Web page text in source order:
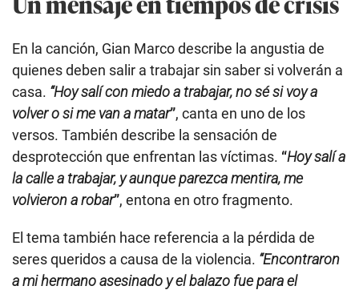
En la canción, Gian Marco describe la angustia de
quienes deben salir a trabajar sin saber si volverán a
casa. “Hoy salí con miedo a trabajar, no sé si voy a
volver o si me van a matar”, canta en uno de los
versos. También describe la sensación de
desprotección que enfrentan las víctimas. “Hoy salí a
la calle a trabajar, y aunque parezca mentira, me
volvieron a robar”, entona en otro fragmento.
El tema también hace referencia a la pérdida de
seres queridos a causa de la violencia. “Encontraron
a mi hermano asesinado y el balazo fue para el